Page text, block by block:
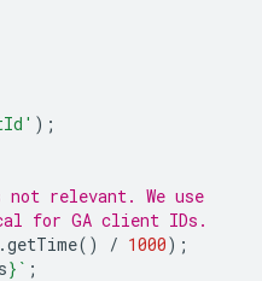
);
relevant. We use
for GA client IDs.
getTime() / 1000);
} ` ;